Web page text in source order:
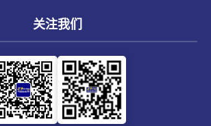
关注我们